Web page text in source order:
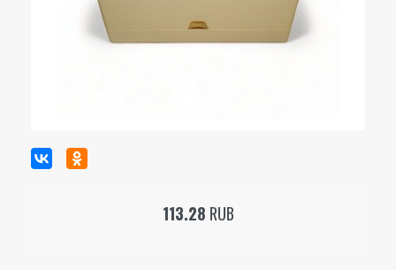
113.28 RUB